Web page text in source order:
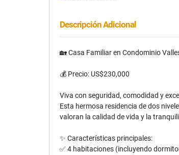
Descripción Adicional
🏡 Casa Familiar en Condominio
💰 Precio: US$230,000
Viva con seguridad, comodidad y
Esta hermosa residencia de dos
valoran la calidad de vida y la
✨ Características principales:
✅ 4 habitaciones (incluyendo